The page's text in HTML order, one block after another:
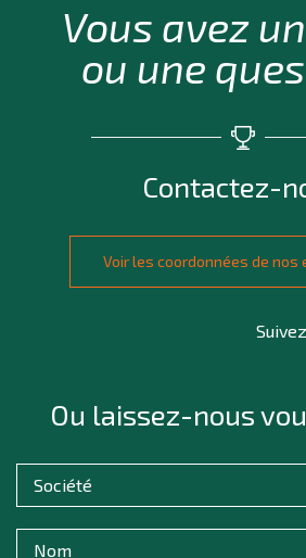
Vous avez
ou une
Contactez-
Voir les coordonnées de nos
Ou laissez-nous